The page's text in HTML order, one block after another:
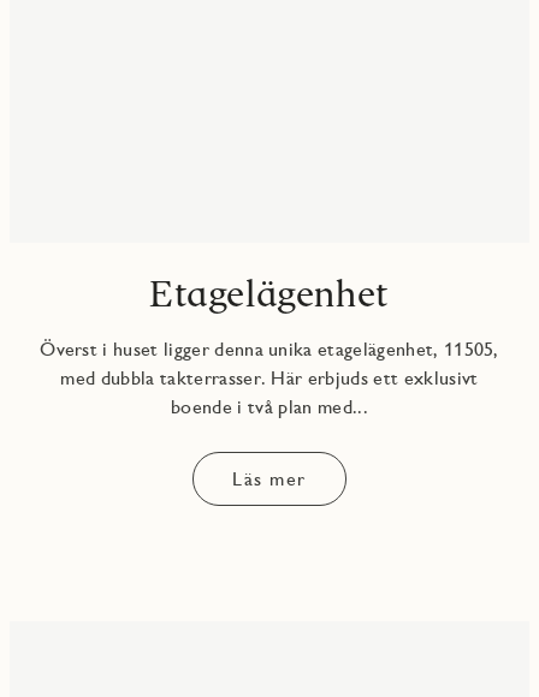
Etagelägenhet
Överst i huset ligger denna unika etagelägenhet, 11505,
med dubbla takterrasser. Här erbjuds ett exklusivt
boende i två plan med...
Läs mer